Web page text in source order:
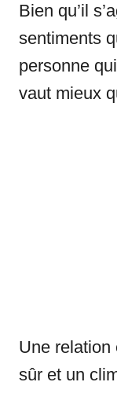
Bien qu’il
sentiments
personne
vaut mieux
Une relation
sûr et un